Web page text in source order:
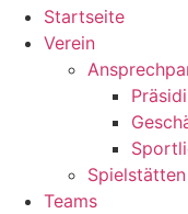
Startseite
Verein
Spielstätten
Teams